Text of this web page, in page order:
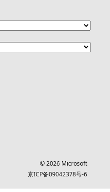
© 2026 Microsoft
京ICP备09042378号-6